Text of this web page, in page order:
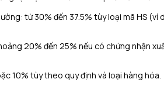
từ 30% đến 37.5% tùy loại mã HS (ví
20% đến 25% nếu có chứng nhận
10% tùy theo quy định và loại hàng hóa.